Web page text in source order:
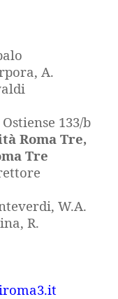
A.
133/b
Roma Tre,
Tre
W.A.
R.